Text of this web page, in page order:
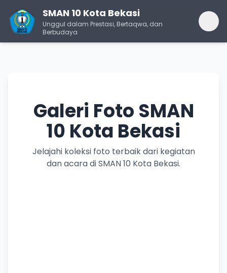
SMAN 10 Kota Bekasi
Unggul dalam Prestasi, Bertaqwa, dan
Berbudaya
Galeri Foto SMAN
10 Kota Bekasi
Jelajahi koleksi foto terbaik dari kegiatan
dan acara di SMAN 10 Kota Bekasi.